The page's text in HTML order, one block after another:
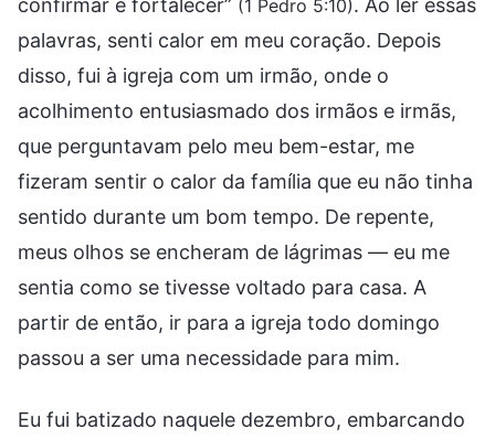
(1 Pedro 5:10)
palavras, senti calor em meu coração. Depois
disso, fui à igreja com um irmão, onde o
acolhimento entusiasmado dos irmãos e irmãs,
que perguntavam pelo meu bem-estar, me
fizeram sentir o calor da família que eu não tinha
sentido durante um bom tempo. De repente,
meus olhos se encheram de lágrimas — eu me
sentia como se tivesse voltado para casa. A
partir de então, ir para a igreja todo domingo
passou a ser uma necessidade para mim.
Eu fui batizado naquele dezembro, embarcando